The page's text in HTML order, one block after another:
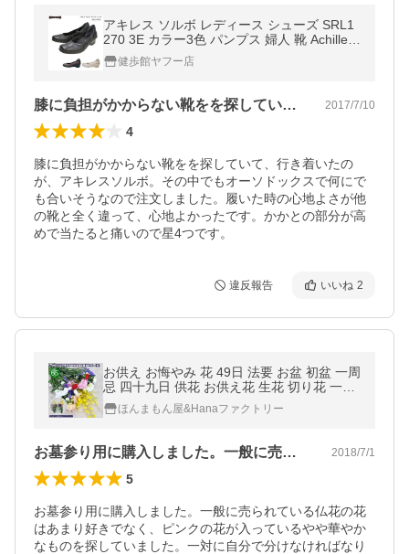
アキレス ソルボ レディース シューズ SRL1
270 3E カラー3色 パンプス 婦人 靴 Achilles
SORBO
健歩館ヤフー店
膝に負担がかからない靴をを探していて、… 2017/7/10
4
膝に負担がかからない靴をを探していて、行き着いたの
が、アキレスソルボ。その中でもオーソドックスで何にで
も合いそうなので注文しました。履いた時の心地よさが他
の靴と全く違って、心地よかったです。かかとの部分が高
めで当たると痛いので星4つです。
違反報告 いいね 2
お供え お悔やみ 花 49日 法要 お盆 初盆 一周
忌 四十九日 供花 お供え花 生花 切り花 一対
供花 送料無料 一対で使える切り花Mサイズ
【JF】
ほんまもん屋&Hanaファクトリー
お墓参り用に購入しました。一般に売られ… 2018/7/1
5
お墓参り用に購入しました。一般に売られている仏花の花
はあまり好きでなく、ピンクの花が入っているやや華やか
なものを探していました。一対に自分で分けなければなり